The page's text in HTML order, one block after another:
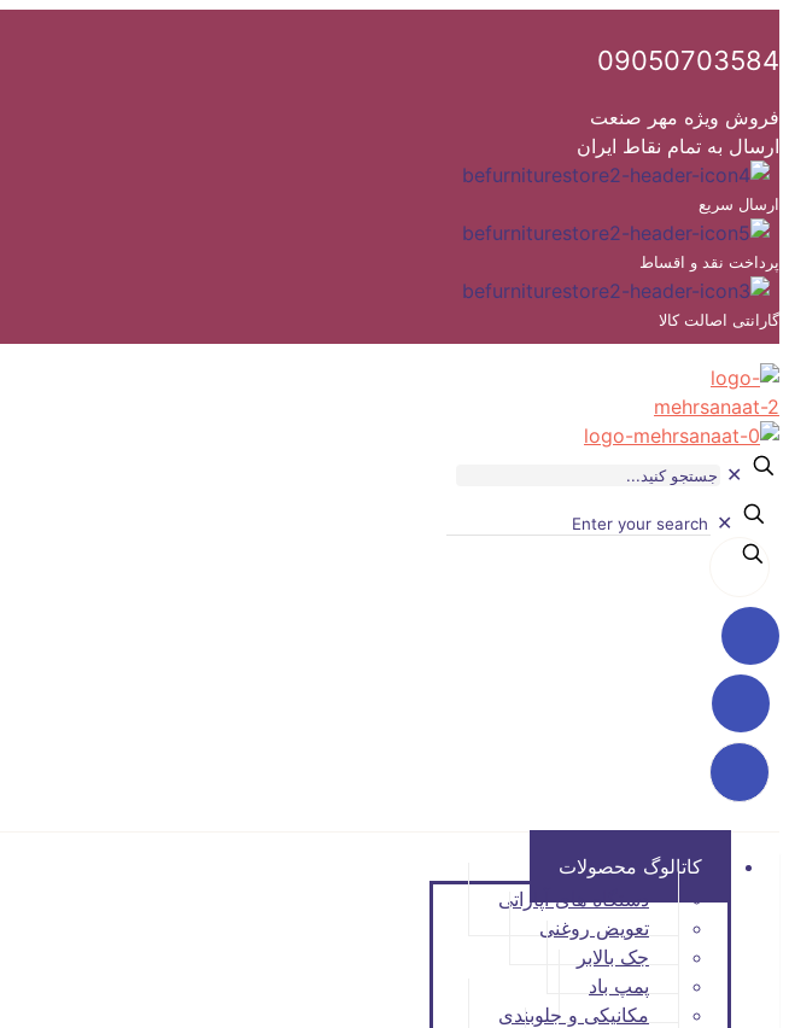
09050703584
فروش ویژه مهر صنعت
ارسال به تمام نقاط ایران
ارسال سریع
پرداخت نقد و اقساط
گارانتی اصالت کالا
✕
✕
کاتالوگ محصولات
دستگاه های آپاراتی
تعویض روغنی
جک بالابر
پمپ باد
مکانیکی و جلوبندی